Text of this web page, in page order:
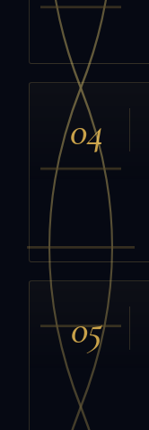
04
05